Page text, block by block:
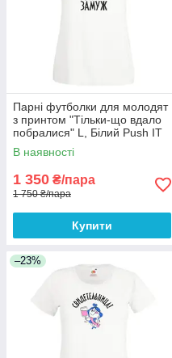
Парні футболки для молодят
з принтом "Тільки-що вдало
побралися" L, Білий Push IT
В наявності
1 350 ₴/пара
1 750 ₴/пара
Купити
–23%